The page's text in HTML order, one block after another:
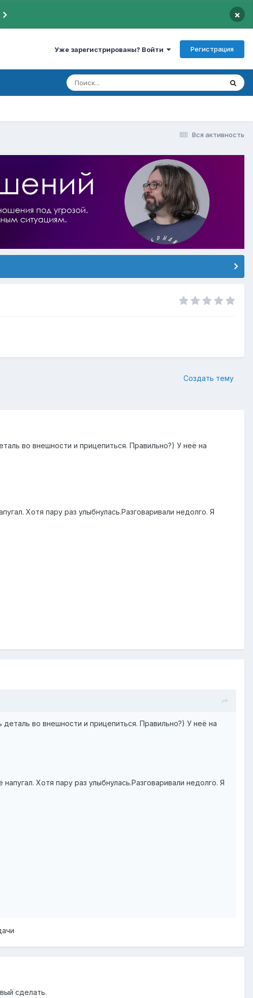
×
Уже зарегистрированы? Войти Регистрация
Вся активность
Создать тему
во внешности и прицепиться. Правильно?) У неё на
Хотя пару раз улыбнулась.Разговаривали недолго. Я
во внешности и прицепиться. Правильно?) У неё на
Хотя пару раз улыбнулась.Разговаривали недолго. Я
сделать.